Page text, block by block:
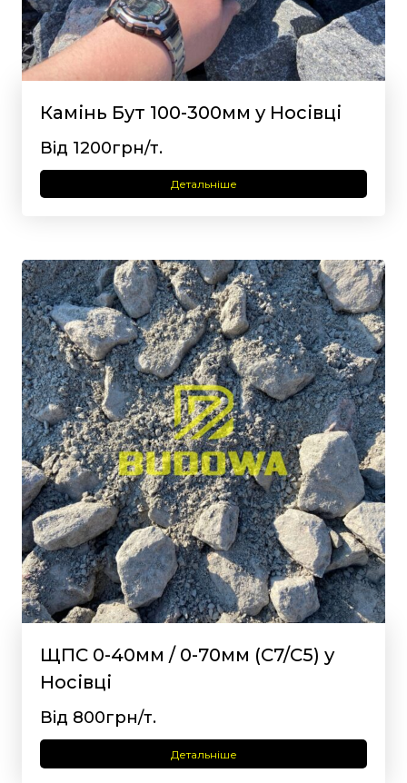
Камінь Бут 100-300мм у Носівці
Від 1200грн/т.
Детальніше
ЩПС 0-40мм / 0-70мм (С7/С5) у
Носівці
Від 800грн/т.
Детальніше